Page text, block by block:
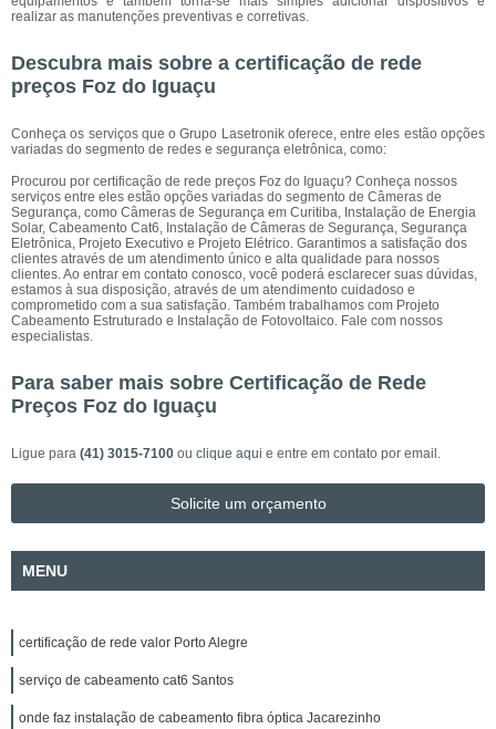
realizar as manutenções preventivas e corretivas.
Descubra mais sobre a certificação de rede
preços Foz do Iguaçu
Conheça os serviços que o Grupo Lasetronik oferece, entre eles estão opções
variadas do segmento de redes e segurança eletrônica, como:
Procurou por certificação de rede preços Foz do Iguaçu? Conheça nossos
serviços entre eles estão opções variadas do segmento de Câmeras de
Segurança, como Câmeras de Segurança em Curitiba, Instalação de Energia
Solar, Cabeamento Cat6, Instalação de Câmeras de Segurança, Segurança
Eletrônica, Projeto Executivo e Projeto Elétrico. Garantimos a satisfação dos
clientes através de um atendimento único e alta qualidade para nossos
clientes. Ao entrar em contato conosco, você poderá esclarecer suas dúvidas,
estamos à sua disposição, através de um atendimento cuidadoso e
comprometido com a sua satisfação. Também trabalhamos com Projeto
Cabeamento Estruturado e Instalação de Fotovoltaico. Fale com nossos
especialistas.
Para saber mais sobre Certificação de Rede
Preços Foz do Iguaçu
Ligue para (41) 3015-7100 ou clique aqui e entre em contato por email.
Solicite um orçamento
MENU
certificação de rede valor Porto Alegre
serviço de cabeamento cat6 Santos
onde faz instalação de cabeamento fibra óptica Jacarezinho